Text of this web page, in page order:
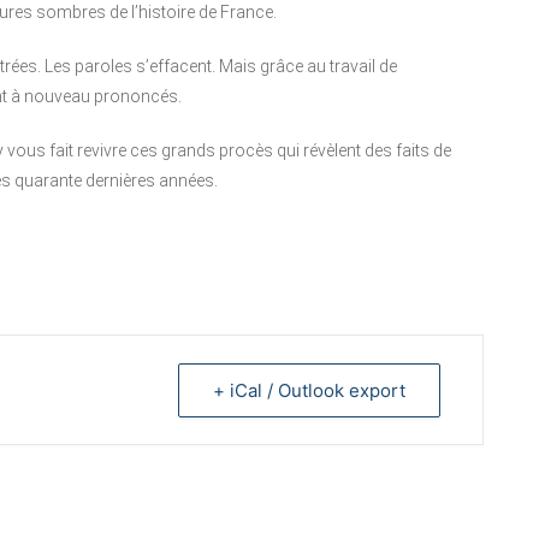
sombres de l’histoire de France.
Les paroles s’effacent. Mais grâce au travail de
à nouveau prononcés.
fait revivre ces grands procès qui révèlent des faits de
quarante dernières années.
+ iCal / Outlook export